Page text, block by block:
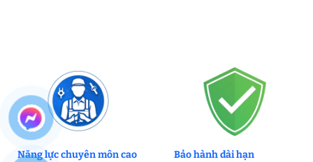
Năng lực chuyên môn cao Bảo hành dài hạn